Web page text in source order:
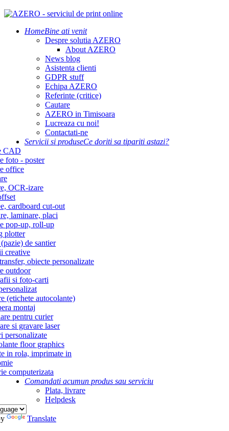
HomeBine ati venit
Despre solutia AZERO
About AZERO
News blog
Asistenta clienti
GDPR stuff
Echipa AZERO
Referinte (critice)
Cautare
AZERO in Timisoara
Lucreaza cu noi!
Contactati-ne
Servicii si produseCe doriti sa tipariti astazi?
CAD
foto - poster
office
OCR-izare
cardboard cut-out
laminare, placi
pop-up, roll-up
plotter
de santier
creative
obiecte personalizate
outdoor
si foto-carti
(etichete autocolante)
montaj
pentru curier
si gravare laser
personalizate
floor graphics
in rola, imprimate in
computerizata
Comandati acumun produs sau serviciu
Plata, livrare
Helpdesk
Translate